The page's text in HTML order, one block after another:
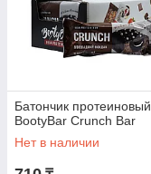
Батончик протеиновый
BootyBar Crunch Bar
Нет в наличии